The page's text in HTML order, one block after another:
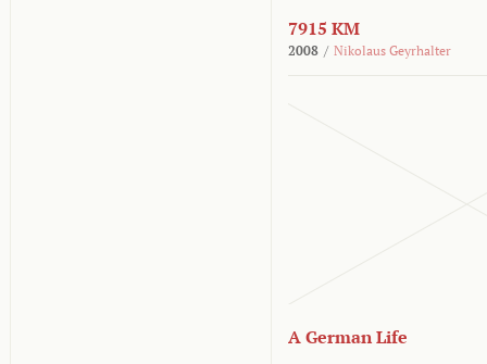
7915 KM
2008 / Nikolaus Geyrhalter
A German Life